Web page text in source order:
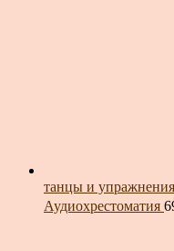
танцы и упражнения
Аудиохрестоматия